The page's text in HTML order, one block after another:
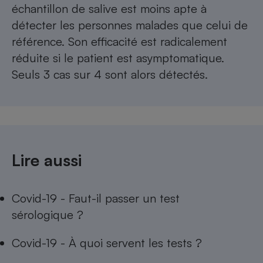
échantillon de salive est moins apte à
détecter les personnes malades que celui de
référence. Son efficacité est radicalement
réduite si le patient est asymptomatique.
Seuls 3 cas sur 4 sont alors détectés.
Lire aussi
Covid-19 - Faut-il passer un test
sérologique ?
Covid-19 - À quoi servent les tests ?